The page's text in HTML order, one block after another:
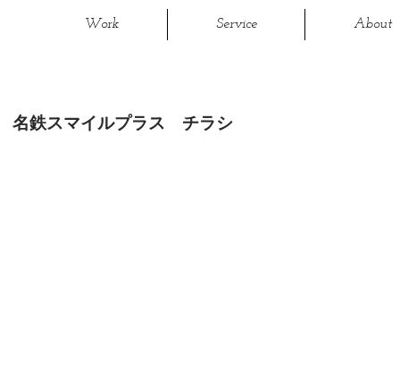
Work Service About
名鉄スマイルプラス チラシ